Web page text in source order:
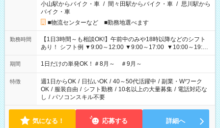
小山駅からバイク・車 / 間々田駅からバイク・車 / 思川駅から
バイク・車
■物流センターなど ■勤務地選べます
勤務時間
【1日3時間～も相談OK!】午前中のみや18時以降などのシフト
あり！ シフト例 ▼9:00～12:00 ▼9:00～17:00 ▼10:00～19:00
▼18:00～21:00
期間 1日だけの単発OK！＃8月～ ＃9月～
特徴 週1日からOK / 日払いOK / 40～50代活躍中 / 副業・Wワーク
OK / 服装自由 / シフト勤務 / 10名以上の大量募集 / 電話対応な
し / パソコンスキル不要
気になる！ 応募する 詳細へ